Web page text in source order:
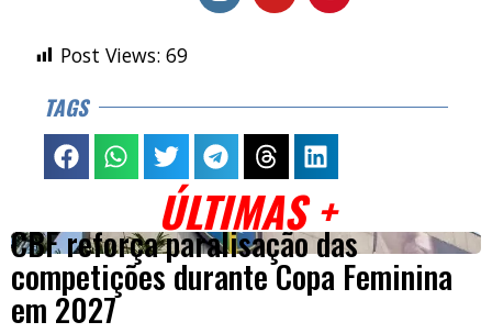
Post Views: 69
TAGS
ÚLTIMAS +
CBF reforça paralisação das
competições durante Copa Feminina
em 2027